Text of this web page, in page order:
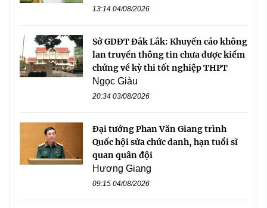
13:14 04/08/2026
Sở GDĐT Đắk Lắk: Khuyến cáo không
lan truyền thông tin chưa được kiểm
chứng về kỳ thi tốt nghiệp THPT
Ngọc Giàu
20:34 03/08/2026
Đại tướng Phan Văn Giang trình
Quốc hội sửa chức danh, hạn tuổi sĩ
quan quân đội
Hương Giang
09:15 04/08/2026